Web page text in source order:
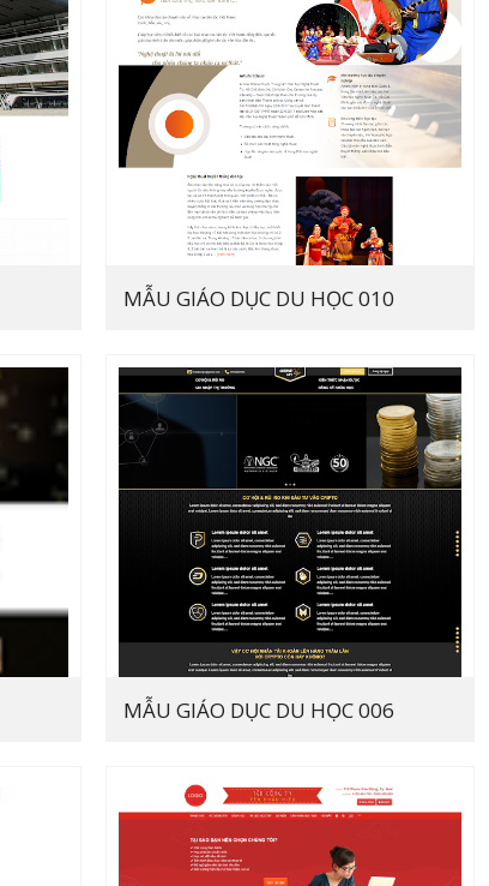
MẪU GIÁO DỤC DU HỌC 010
MẪU GIÁO DỤC DU HỌC 006